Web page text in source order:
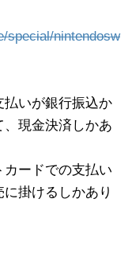
special/nintendosw
払いが銀行振込か
現金決済しかあ
ードでの支払い
掛けるしかあり